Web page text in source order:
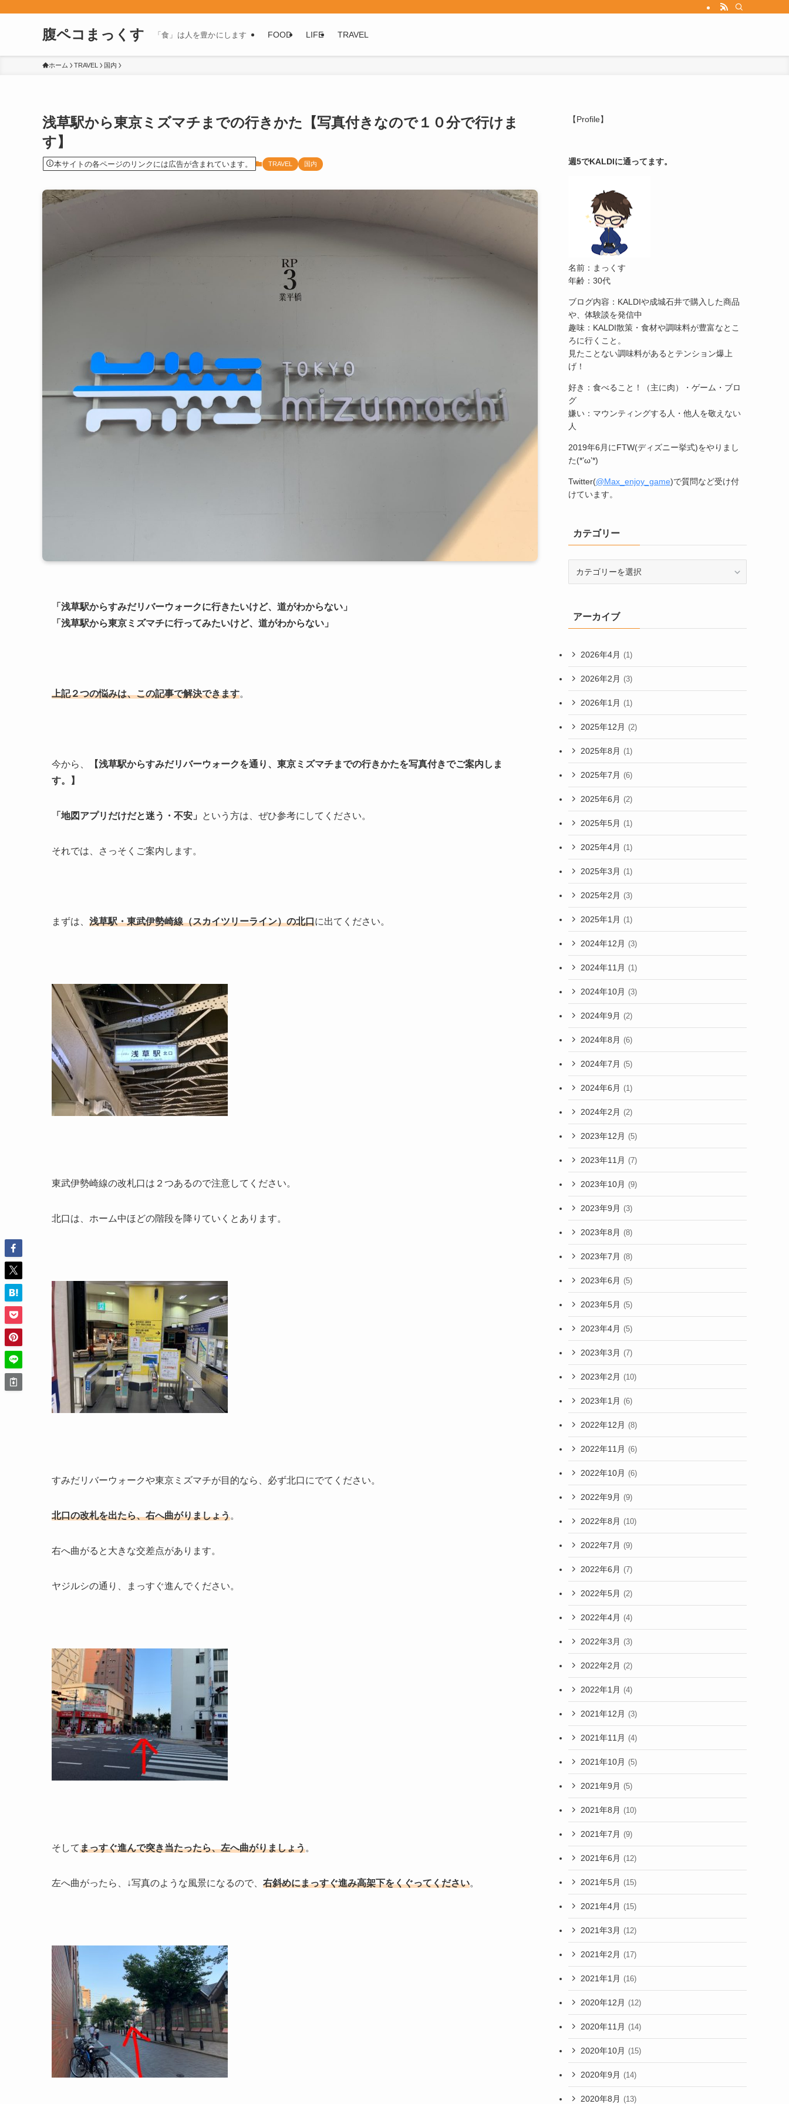
腹ペコまっくす 「食」は人を豊かにします FOOD LIFE TRAVEL
ホーム TRAVEL 国内
浅草駅から東京ミズマチまでの行きかた【写真付きなので１０分で行けま
す】
本サイトの各ページのリンクには広告が含まれています。 TRAVEL 国内
「浅草駅からすみだリバーウォークに行きたいけど、道がわからない」
「浅草駅から東京ミズマチに行ってみたいけど、道がわからない」
上記２つの悩みは、この記事で解決できます。
今から、
【浅草駅からすみだリバーウォークを通り、東京ミズマチまでの行きかたを写真付きでご案内しま
す。】
「地図アプリだけだと迷う・不安」 という方は、ぜひ参考にしてください。
それでは、さっそくご案内します。
まずは、 浅草駅・東武伊勢崎線（スカイツリーライン）の北口に出てください。
東武伊勢崎線の改札口は２つあるので注意してください。
北口は、ホーム中ほどの階段を降りていくとあります。
すみだリバーウォークや東京ミズマチが目的なら、必ず北口にでてください。
北口の改札を出たら、右へ曲がりましょう。
右へ曲がると大きな交差点があります。
ヤジルシの通り、まっすぐ進んでください。
そしてまっすぐ進んで突き当たったら、左へ曲がりましょう。
左へ曲がったら、↓写真のような風景になるので、 右斜めにまっすぐ進み高架下をくぐってください。
【Profile】
週5でKALDIに通ってます。
名前：まっくす
年齢：30代
ブログ内容：KALDIや成城石井で購入した商品
や、体験談を発信中
趣味：KALDI散策・食材や調味料が豊富なとこ
ろに行くこと。
見たことない調味料があるとテンション爆上
げ！
好き：食べること！（主に肉）・ゲーム・ブロ
グ
嫌い：マウンティングする人・他人を敬えない
人
2019年6月にFTW(ディズニー挙式)をやりまし
た(*’ω’*)
Twitter(@Max_enjoy_game)で質問など受け付
けています。
カテゴリー
ーアーカイブ
2026年4月 (1)
2026年2月 (3)
2026年1月 (1)
2025年12月 (2)
2025年8月 (1)
2025年7月 (6)
2025年6月 (2)
2025年5月 (1)
2025年4月 (1)
2025年3月 (1)
2025年2月 (3)
2025年1月 (1)
2024年12月 (3)
2024年11月 (1)
2024年10月 (3)
2024年9月 (2)
2024年8月 (6)
2024年7月 (5)
2024年6月 (1)
2024年2月 (2)
2023年12月 (5)
2023年11月 (7)
2023年10月 (9)
2023年9月 (3)
2023年8月 (8)
2023年7月 (8)
2023年6月 (5)
2023年5月 (5)
2023年4月 (5)
2023年3月 (7)
2023年2月 (10)
2023年1月 (6)
2022年12月 (8)
2022年11月 (6)
2022年10月 (6)
2022年9月 (9)
2022年8月 (10)
2022年7月 (9)
2022年6月 (7)
2022年5月 (2)
2022年4月 (4)
2022年3月 (3)
2022年2月 (2)
2022年1月 (4)
2021年12月 (3)
2021年11月 (4)
2021年10月 (5)
2021年9月 (5)
2021年8月 (10)
2021年7月 (9)
2021年6月 (12)
2021年5月 (15)
2021年4月 (15)
2021年3月 (12)
2021年2月 (17)
2021年1月 (16)
2020年12月 (12)
2020年11月 (14)
2020年10月 (15)
2020年9月 (14)
2020年8月 (13)